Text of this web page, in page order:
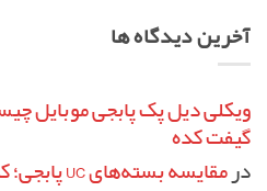
را
فعال
اشتراک
تلگرام
کنیم؟
یوسی
رایگان
واقعی
در
برابر
کلاهبرداری‌های
نشده
آخرین دیدگاه ها
ویکلی دیل پک پابجی موبایل
گیفت کده
درمقایسه بسته‌های UC پابجی؛ کدام ارزان‌تره؟